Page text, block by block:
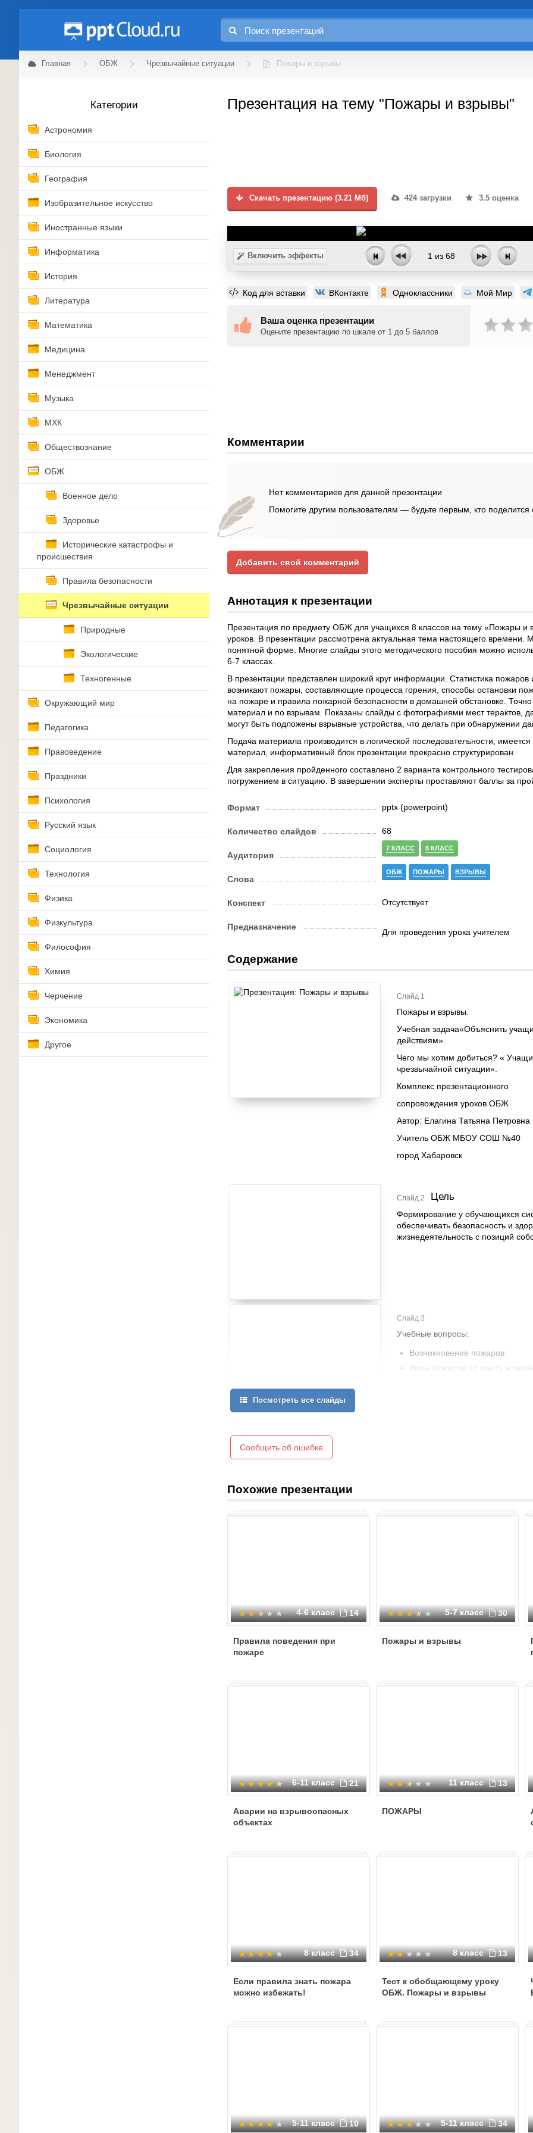
Главная ОБЖ Чрезвычайные ситуации Пожары и взрывы
Категории
Астрономия
Биология
География
Изобразительное искусство
Иностранные языки
Информатика
История
Литература
Математика
Медицина
Менеджмент
Музыка
МХК
Обществознание
ОБЖ
Военное дело
Здоровье
Исторические катастрофы и
происшествия
Правила безопасности
Чрезвычайные ситуации
Природные
Экологические
Техногенные
Окружающий мир
Педагогика
Правоведение
Праздники
Психология
Русский язык
Социология
Технология
Физика
Физкультура
Философия
Химия
Черчение
Экономика
Другое
Презентация на тему "Пожары и взрывы"
Скачать презентацию (3.21 Мб) 424 загрузки 3.5 оценка
Включить эффекты 1 из 68
Код для вставки ВКонтакте Одноклассники Мой Мир
Ваша оценка презентации
Оцените презентацию по шкале от 1 до 5 баллов
Комментарии
Нет комментариев для данной презентации
Помогите другим пользователям — будьте первым, кто
Добавить свой комментарий
Аннотация к презентации
Презентация по предмету ОБЖ для учащихся 8 классов на тему «Пожары и
уроков. В презентации рассмотрена актуальная тема настоящего времени.
понятной форме. Многие слайды этого методического пособия можно
6-7 классах.
В презентации представлен широкий круг информации. Статистика пожаров
возникают пожары, составляющие процесса горения, способы остановки
на пожаре и правила пожарной безопасности в домашней обстановке. Точно
материал и по взрывам. Показаны слайды с фотографиями мест терактов,
могут быть подложены взрывные устройства, что делать при обнаружении
Подача материала производится в логической последовательности,
материал, информативный блок презентации прекрасно структурирован.
Для закрепления пройденного составлено 2 варианта контрольного
погружением в ситуацию. В завершении эксперты проставляют баллы за
Формат pptx (powerpoint)
Количество слайдов 68
Аудитория
7 КЛАСС 8 КЛАСС
Слова
ОБЖ ПОЖАРЫ ВЗРЫВЫ
Конспект Отсутствует
Предназначение
Для проведения урока учителем
Содержание
Слайд 1
Пожары и взрывы.
Учебная задача«Объяснить
действиям».
Чего мы хотим добиться? «
чрезвычайной ситуации».
Комплекс презентационного
сопровождения уроков ОБЖ
Автор: Елагина Татьяна Петровна
Учитель ОБЖ МБОУ СОШ №40
город Хабаровск
Слайд 2 Цель
Формирование у обучающихся
обеспечивать безопасность и
жизнедеятельность с позиций
Слайд 3
Учебные вопросы:
Возникновение пожаров
Виды пожаров по месту
Посмотреть все слайды
Сообщить об ошибке
Похожие презентации
4-6 класс 14
Правила поведения при
пожаре
5-7 класс 30
Пожары и взрывы
6-11 класс 21
Аварии на взрывоопасных
объектах
11 класс 13
ПОЖАРЫ
8 класс 34
Если правила знать пожара
можно избежать!
8 класс 13
Тест к обобщающему уроку
ОБЖ. Пожары и взрывы
5-11 класс 10 5-11 класс 34